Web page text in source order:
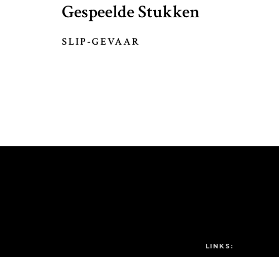
Gespeelde Stukken
SLIP-GEVAAR
LINKS: